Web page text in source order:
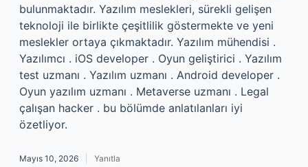
bulunmaktadır. Yazılım meslekleri, sürekli gelişen
teknoloji ile birlikte çeşitlilik göstermekte ve yeni
meslekler ortaya çıkmaktadır. Yazılım mühendisi .
Yazılımcı . iOS developer . Oyun geliştirici . Yazılım
test uzmanı . Yazılım uzmanı . Android developer .
Oyun yazılım uzmanı . Metaverse uzmanı . Legal
çalışan hacker . bu bölümde anlatılanları iyi
özetliyor.
Mayıs 10, 2026 Yanıtla